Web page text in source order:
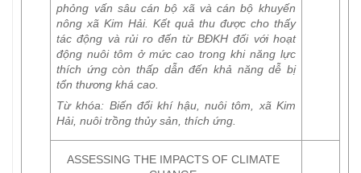
phỏng vấn sâu cán bộ xã và cán bộ khuyến
nông xã Kim Hải. Kết quả thu được cho thấy
tác động và rủi ro đến từ BĐKH đối với hoạt
động nuôi tôm ở mức cao trong khi năng lực
thích ứng còn thấp dẫn đến khả năng dễ bị
tổn thương khá cao.
Từ khóa: Biến đổi khí hậu, nuôi tôm, xã Kim
Hải, nuôi trồng thủy sản, thích ứng.
ASSESSING THE IMPACTS OF CLIMATE